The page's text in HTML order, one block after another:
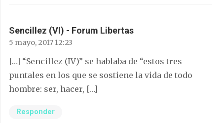
Sencillez (VI) - Forum Libertas
5 mayo, 2017 12:23
[…] “Sencillez (IV)” se hablaba de “estos tres
puntales en los que se sostiene la vida de todo
hombre: ser, hacer, […]
Responder